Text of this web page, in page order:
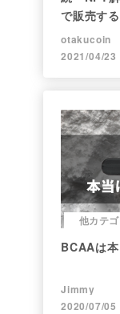
で販売す
ポート】
otakucoin
2021/04/23
他カテゴ
BCAAは
Jimmy
2020/07/05